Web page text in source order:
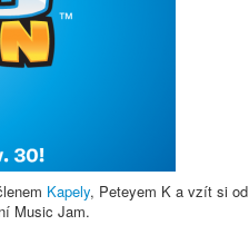
Kapely, Peteyem K a vzít si od
Music Jam.